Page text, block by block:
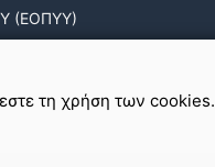
τη χρήση των cookies.
(ΕΟΠΥΥ)